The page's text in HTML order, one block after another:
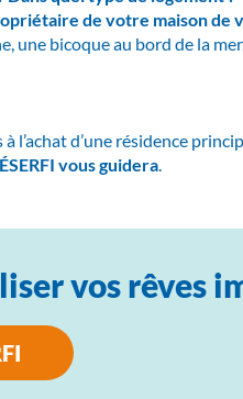
de votre maison de
une bicoque au bord de la
l’achat d’une résidence
vous guidera.
vos rêves